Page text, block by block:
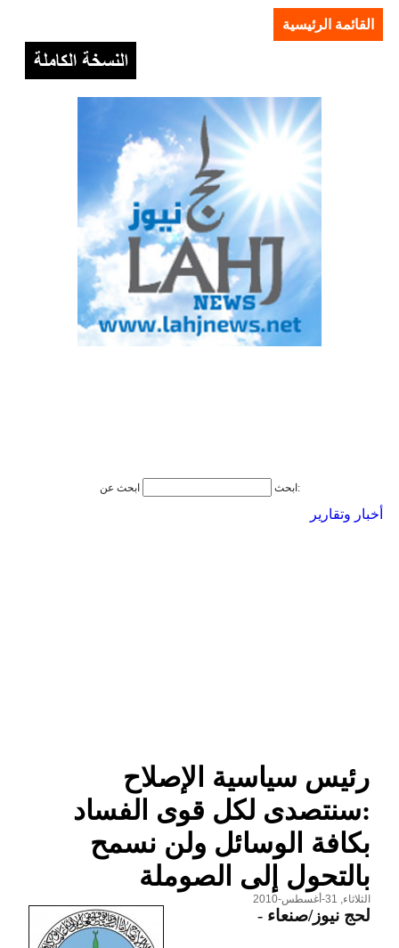
القائمة الرئيسية
ابحث ابحث عن:
أخبار وتقارير
رئيس سياسية الإصلاح
:سنتصدى لكل قوى الفساد
بكافة الوسائل ولن نسمح
بالتحول إلى الصوملة
الثلاثاء, 31-أغسطس-2010
لحج نيوز/صنعاء -